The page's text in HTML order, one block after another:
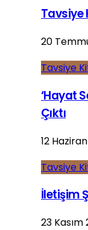
Tavsiye
20
Tavsiye
‘Hayat
Çıktı
12
Tavsiye
İletişim
23 Kasım